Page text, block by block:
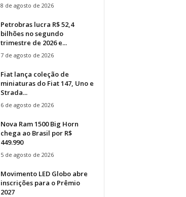
8 de agosto de 2026
Petrobras lucra R$ 52,4
bilhões no segundo
trimestre de 2026 e...
7 de agosto de 2026
Fiat lança coleção de
miniaturas do Fiat 147, Uno e
Strada...
6 de agosto de 2026
Nova Ram 1500 Big Horn
chega ao Brasil por R$
449.990
5 de agosto de 2026
Movimento LED Globo abre
inscrições para o Prêmio
2027